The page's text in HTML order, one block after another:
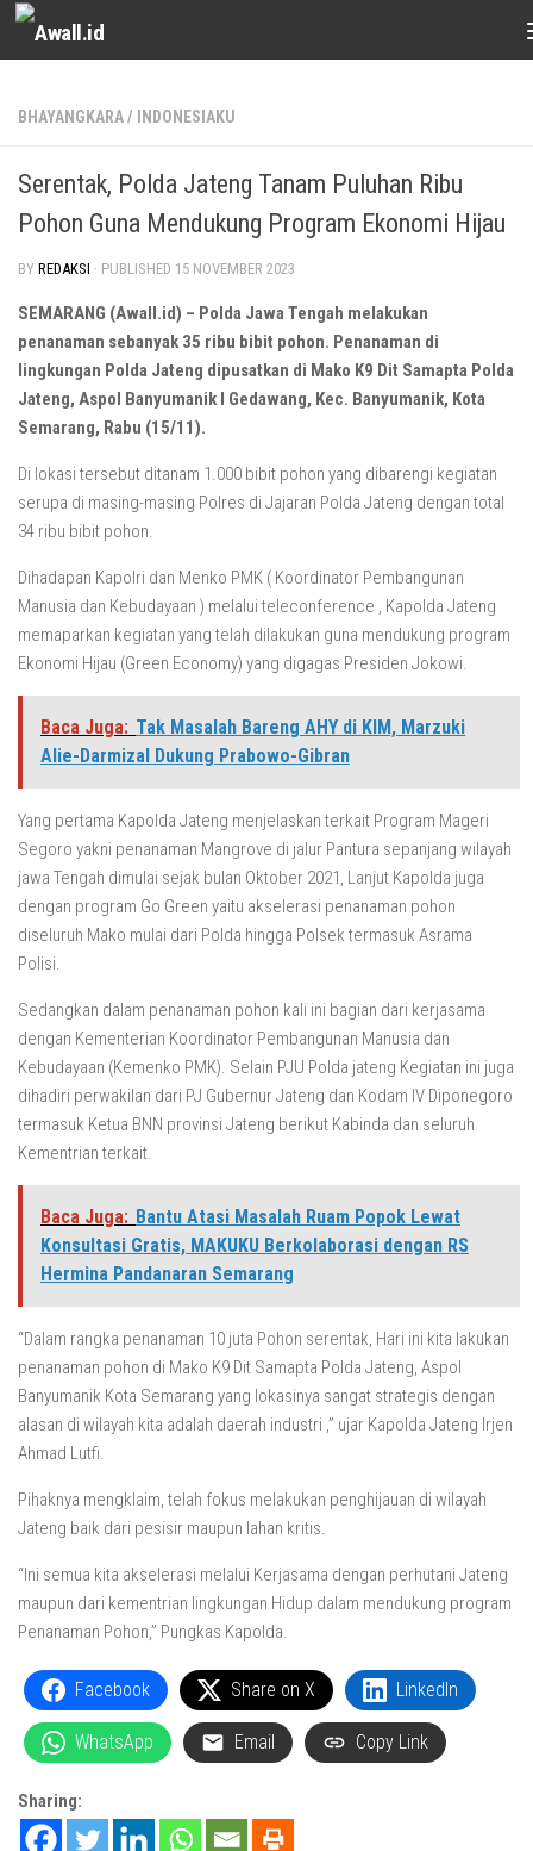
Skip to content
BHAYANGKARA/ INDONESIAKU
Serentak, Polda Jateng Tanam Puluhan Ribu
Pohon Guna Mendukung Program Ekonomi Hijau
BY REDAKSI · PUBLISHED 15 NOVEMBER 2023
SEMARANG (Awall.id) – Polda Jawa Tengah melakukan
penanaman sebanyak 35 ribu bibit pohon. Penanaman di
lingkungan Polda Jateng dipusatkan di Mako K9 Dit Samapta Polda
Jateng, Aspol Banyumanik I Gedawang, Kec. Banyumanik, Kota
Semarang, Rabu (15/11).
Di lokasi tersebut ditanam 1.000 bibit pohon yang dibarengi kegiatan
serupa di masing-masing Polres di Jajaran Polda Jateng dengan total
34 ribu bibit pohon.
Dihadapan Kapolri dan Menko PMK ( Koordinator Pembangunan
Manusia dan Kebudayaan ) melalui teleconference , Kapolda Jateng
memaparkan kegiatan yang telah dilakukan guna mendukung program
Ekonomi Hijau (Green Economy) yang digagas Presiden Jokowi.
Baca Juga: Tak Masalah Bareng AHY di KIM, Marzuki
Alie-Darmizal Dukung Prabowo-Gibran
Yang pertama Kapolda Jateng menjelaskan terkait Program Mageri
Segoro yakni penanaman Mangrove di jalur Pantura sepanjang wilayah
jawa Tengah dimulai sejak bulan Oktober 2021, Lanjut Kapolda juga
dengan program Go Green yaitu akselerasi penanaman pohon
diseluruh Mako mulai dari Polda hingga Polsek termasuk Asrama
Polisi.
Sedangkan dalam penanaman pohon kali ini bagian dari kerjasama
dengan Kementerian Koordinator Pembangunan Manusia dan
Kebudayaan (Kemenko PMK). Selain PJU Polda jateng Kegiatan ini juga
dihadiri perwakilan dari PJ Gubernur Jateng dan Kodam IV Diponegoro
termasuk Ketua BNN provinsi Jateng berikut Kabinda dan seluruh
Kementrian terkait.
Baca Juga: Bantu Atasi Masalah Ruam Popok Lewat
Konsultasi Gratis, MAKUKU Berkolaborasi dengan RS
Hermina Pandanaran Semarang
“Dalam rangka penanaman 10 juta Pohon serentak, Hari ini kita lakukan
penanaman pohon di Mako K9 Dit Samapta Polda Jateng, Aspol
Banyumanik Kota Semarang yang lokasinya sangat strategis dengan
alasan di wilayah kita adalah daerah industri ,” ujar Kapolda Jateng Irjen
Ahmad Lutfi.
Pihaknya mengklaim, telah fokus melakukan penghijauan di wilayah
Jateng baik dari pesisir maupun lahan kritis.
“Ini semua kita akselerasi melalui Kerjasama dengan perhutani Jateng
maupun dari kementrian lingkungan Hidup dalam mendukung program
Penanaman Pohon,” Pungkas Kapolda.
Facebook Share on X LinkedIn
WhatsApp Email Copy Link
Sharing: